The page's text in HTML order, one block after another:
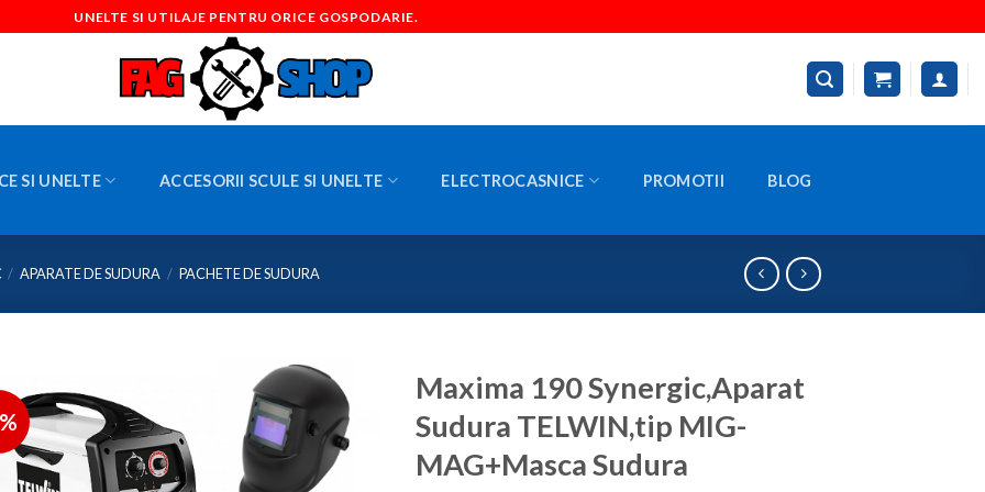
UNELTE SI UTILAJE PENTRU ORICE GOSPODARIE.
SI UNELTE ACCESORII SCULE SI UNELTE ELECTROCASNICE PROMOTII BLOG
/ APARATE DE SUDURA / PACHETE DE SUDURA
Maxima 190 Synergic,Aparat
Sudura TELWIN,tip MIG-
MAG+Masca Sudura